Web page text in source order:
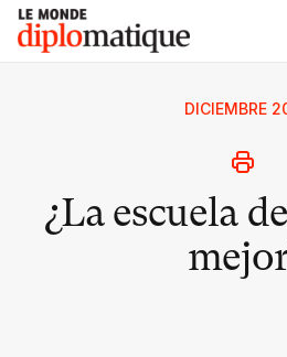
Skip
content
Le monde diplomatique
DICIEMBRE
¿La escuela